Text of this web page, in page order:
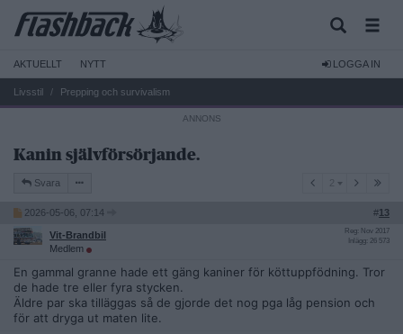
AKTUELLT NYTT LOGGA IN
Livsstil Prepping och survivalism
Kanin självförsörjande.
Svara
2026-05-06, 07:14 #13
Vit-Brandbil
Medlem
Reg: Nov 2017
Inlägg: 26 573
En gammal granne hade ett gäng kaniner för köttuppfödning. Tror
de hade tre eller fyra stycken.
Äldre par ska tilläggas så de gjorde det nog pga låg pension och
för att dryga ut maten lite.